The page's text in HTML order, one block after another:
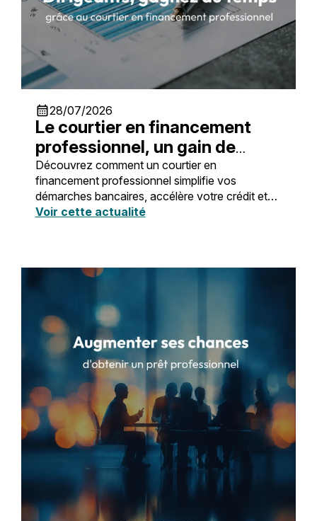
calendar_month28/07/2026
Le courtier en financement
professionnel, un gain de
temps pour les dirigeants
Découvrez comment un courtier en
financement professionnel simplifie vos
démarches bancaires, accélère votre crédit et
fait gagner du temps aux dirigeants.
Voir cette actualité